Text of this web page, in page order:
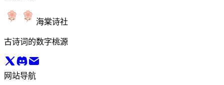
海棠诗社
古诗词的数字桃源
网站导航